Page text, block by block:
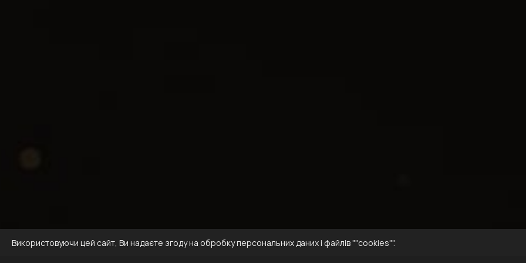
Використовуючи цей сайт, Ви надаєте згоду на обробку персональних даних і файлів ""cookies"".